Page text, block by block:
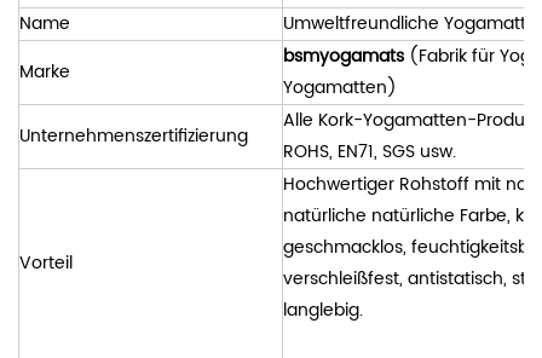
Name
Umweltfreundliche
Marke
bsmyogamats (Fabrik für
Yogamatten)
Unternehmenszertifizierung
Alle Kork-Yogamatten-
ROHS, EN71, SGS usw.
Vorteil
Hochwertiger Rohstoff mit
natürliche natürliche Farbe,
geschmacklos,
verschleißfest, antistatisch,
langlebig.